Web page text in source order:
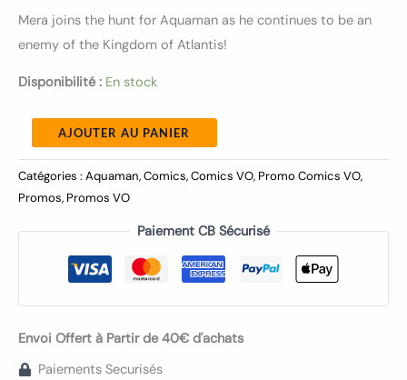
Mera joins the hunt for Aquaman as he continues to be an
enemy of the Kingdom of Atlantis!
Disponibilité : En stock
AJOUTER AU PANIER
Catégories : Aquaman,Comics,Comics VO, Promo Comics VO,
Promos, Promos VO
Paiement CB Sécurisé
Envoi Offert à Partir de 40€ d'achats
Paiements Securisés